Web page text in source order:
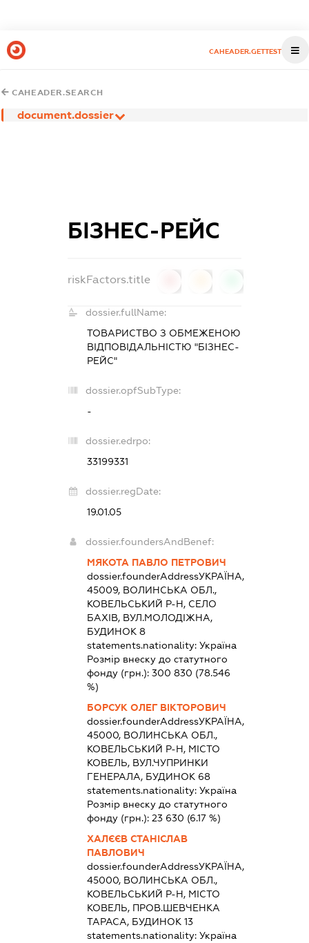
CAHEADER.GETTEST
CAHEADER.SEARCH
document.dossier
БІЗНЕС-РЕЙС
riskFactors.title
dossier.fullName:
ТОВАРИСТВО З ОБМЕЖЕНОЮ
ВІДПОВІДАЛЬНІСТЮ "БІЗНЕС-
РЕЙС"
dossier.opfSubType:
-
dossier.edrpo:
33199331
dossier.regDate:
19.01.05
dossier.foundersAndBenef:
МЯКОТА ПАВЛО ПЕТРОВИЧ
dossier.founderAddressУКРАЇНА,
45009, ВОЛИНСЬКА ОБЛ.,
КОВЕЛЬСЬКИЙ Р-Н, СЕЛО
БАХІВ, ВУЛ.МОЛОДІЖНА,
БУДИНОК 8
statements.nationality:Україна
Розмір внеску до статутного
фонду (грн.):300 830 (78.546
%)
БОРСУК ОЛЕГ ВІКТОРОВИЧ
dossier.founderAddressУКРАЇНА,
45000, ВОЛИНСЬКА ОБЛ.,
КОВЕЛЬСЬКИЙ Р-Н, МІСТО
КОВЕЛЬ, ВУЛ.ЧУПРИНКИ
ГЕНЕРАЛА, БУДИНОК 68
statements.nationality:Україна
Розмір внеску до статутного
фонду (грн.):23 630 (6.17 %)
ХАЛЄЄВ СТАНІСЛАВ
ПАВЛОВИЧ
dossier.founderAddressУКРАЇНА,
45000, ВОЛИНСЬКА ОБЛ.,
КОВЕЛЬСЬКИЙ Р-Н, МІСТО
КОВЕЛЬ, ПРОВ.ШЕВЧЕНКА
ТАРАСА, БУДИНОК 13
statements.nationality:Україна